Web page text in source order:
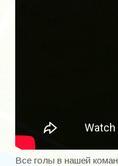
Все голы в нашей